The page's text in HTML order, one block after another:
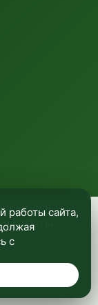
для
работы
работы сайта,
с